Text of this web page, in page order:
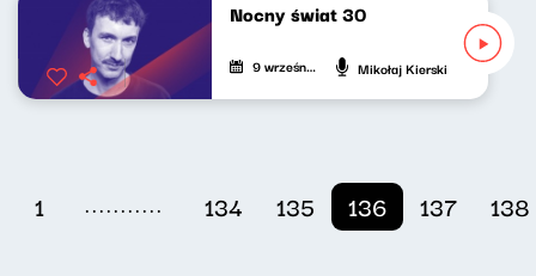
Nocny świat 30
9 września 2021 Mikołaj Kierski
1 ........... 134 135 136 137 138